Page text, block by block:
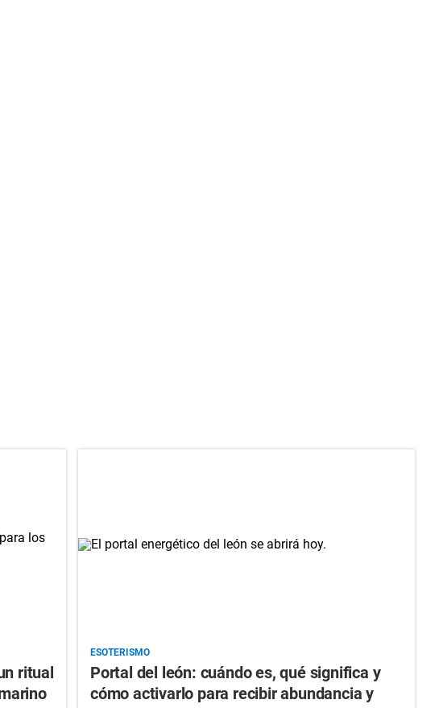
ritual
ESOTERISMO
Portal del león: cuándo es, qué significa y
cómo activarlo para recibir abundancia y